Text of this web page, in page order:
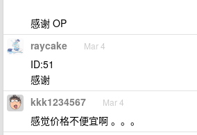
感谢 OP
raycake Mar 4
ID:51
感谢
kkk1234567 Mar 4
感觉价格不便宜啊 。。。